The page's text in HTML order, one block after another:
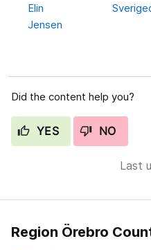
Elin
Jensen
Did the content help you?
YES NO
Last
Region Örebro